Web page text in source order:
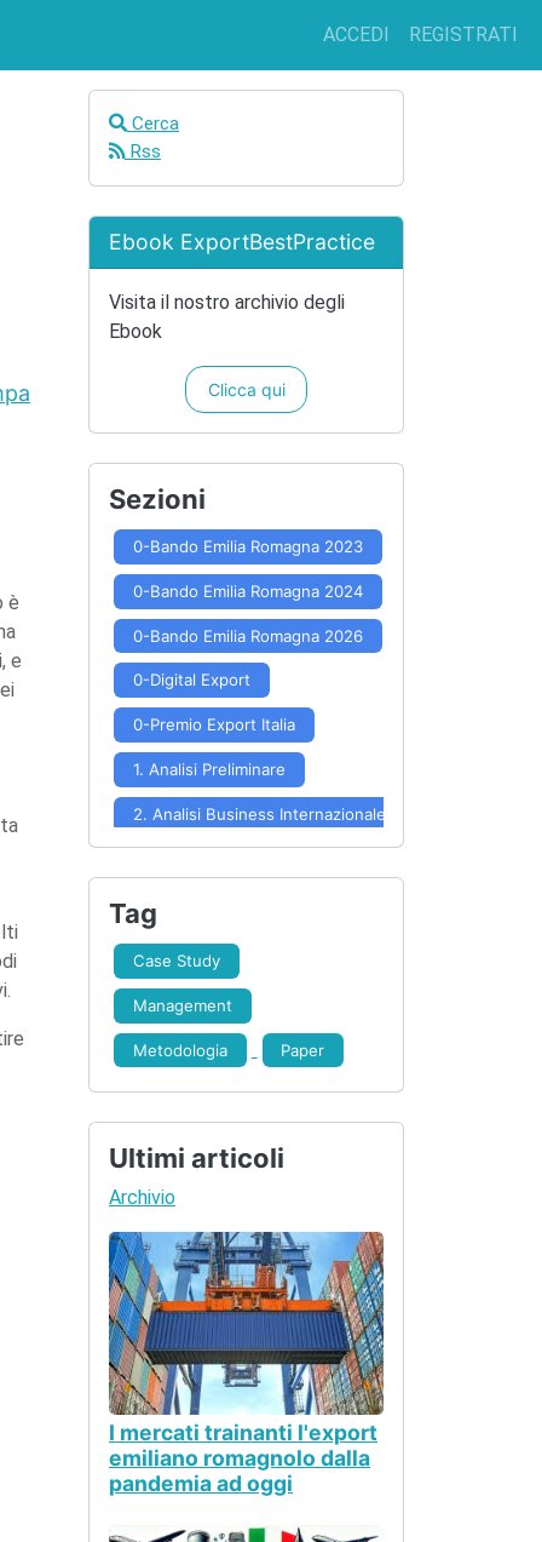
ACCEDI REGISTRATI
è
e
Cerca
Rss
Ebook ExportBestPractice
Visita il nostro archivio degli
Ebook
Clicca qui
Sezioni
0-Bando Emilia Romagna 2023
0-Bando Emilia Romagna 2024
0-Bando Emilia Romagna 2026
0-Digital Export
0-Premio Export Italia
1. Analisi Preliminare
2. Analisi Business Internazionale
4. Scelta Mercati
5. Approfondimento Mercato
6. Formulazione Strategia
7. Implementazione Strategia
Tag
Case Study
Management
Metodologia Paper
Ultimi articoli
Archivio
I mercati trainanti l'export
emiliano romagnolo dalla
pandemia ad oggi